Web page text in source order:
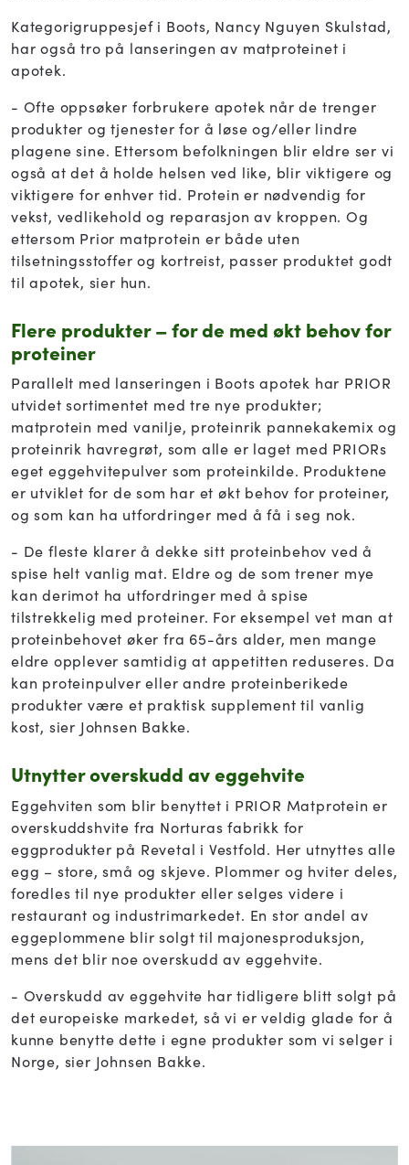
Kategorigruppesjef i Boots, Nancy Nguyen Skulstad,
har også tro på lanseringen av matproteinet i
apotek.
- Ofte oppsøker forbrukere apotek når de trenger
produkter og tjenester for å løse og/eller lindre
plagene sine. Ettersom befolkningen blir eldre ser vi
også at det å holde helsen ved like, blir viktigere og
viktigere for enhver tid. Protein er nødvendig for
vekst, vedlikehold og reparasjon av kroppen. Og
ettersom Prior matprotein er både uten
tilsetningsstoffer og kortreist, passer produktet godt
til apotek, sier hun.
Flere produkter – for de med økt behov for
proteiner
Parallelt med lanseringen i Boots apotek har PRIOR
utvidet sortimentet med tre nye produkter;
matprotein med vanilje, proteinrik pannekakemix og
proteinrik havregrøt, som alle er laget med PRIORs
eget eggehvitepulver som proteinkilde. Produktene
er utviklet for de som har et økt behov for proteiner,
og som kan ha utfordringer med å få i seg nok.
- De fleste klarer å dekke sitt proteinbehov ved å
spise helt vanlig mat. Eldre og de som trener mye
kan derimot ha utfordringer med å spise
tilstrekkelig med proteiner. For eksempel vet man at
proteinbehovet øker fra 65-års alder, men mange
eldre opplever samtidig at appetitten reduseres. Da
kan proteinpulver eller andre proteinberikede
produkter være et praktisk supplement til vanlig
kost, sier Johnsen Bakke.
Utnytter overskudd av eggehvite
Eggehviten som blir benyttet i PRIOR Matprotein er
overskuddshvite fra Norturas fabrikk for
eggprodukter på Revetal i Vestfold. Her utnyttes alle
egg – store, små og skjeve. Plommer og hviter deles,
foredles til nye produkter eller selges videre i
restaurant og industrimarkedet. En stor andel av
eggeplommene blir solgt til majonesproduksjon,
mens det blir noe overskudd av eggehvite.
- Overskudd av eggehvite har tidligere blitt solgt på
det europeiske markedet, så vi er veldig glade for å
kunne benytte dette i egne produkter som vi selger i
Norge, sier Johnsen Bakke.